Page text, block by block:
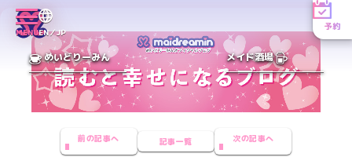
MENUEN／JP
予約
めいどりーみん メイド酒場
前の記事へ 記事一覧 次の記事へ